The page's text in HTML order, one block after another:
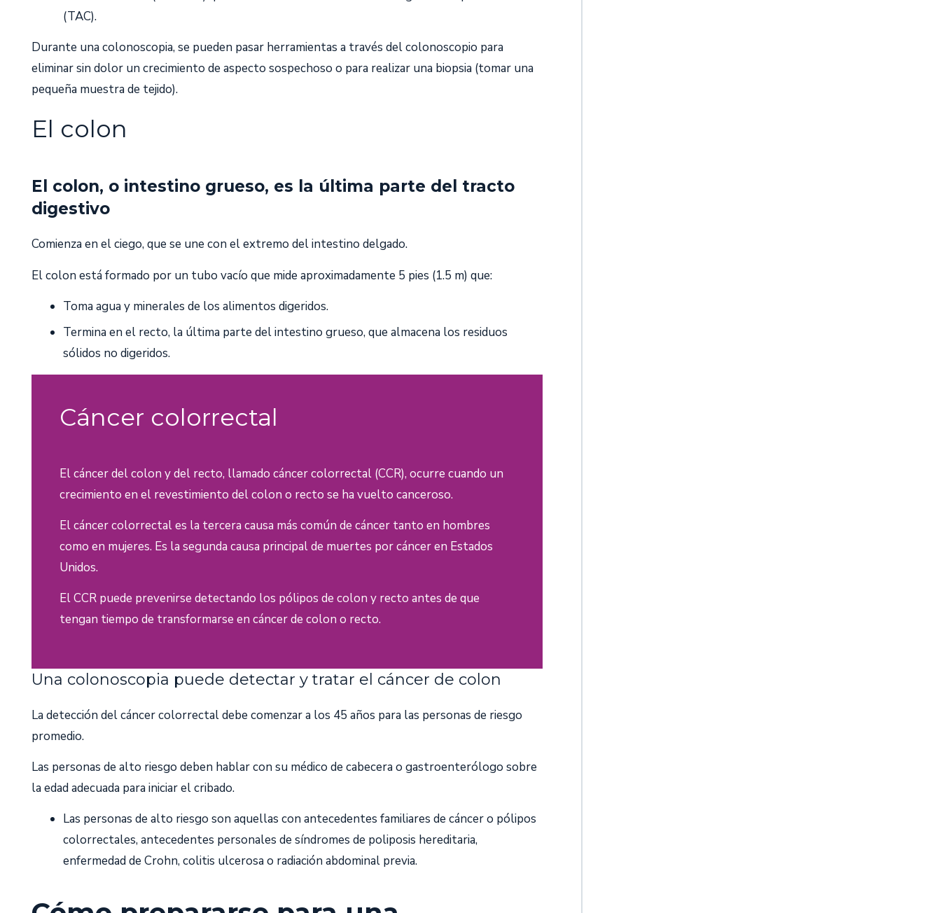
(TAC).
Durante una colonoscopia, se pueden pasar herramientas a través del colonoscopio para
eliminar sin dolor un crecimiento de aspecto sospechoso o para realizar una biopsia (tomar una
pequeña muestra de tejido).
El colon
El colon, o intestino grueso, es la última parte del tracto
digestivo
Comienza en el ciego, que se une con el extremo del intestino delgado.
El colon está formado por un tubo vacío que mide aproximadamente 5 pies (1.5 m) que:
Toma agua y minerales de los alimentos digeridos.
Termina en el recto, la última parte del intestino grueso, que almacena los residuos
sólidos no digeridos.
Cáncer colorrectal
El cáncer del colon y del recto, llamado cáncer colorrectal (CCR), ocurre cuando un
crecimiento en el revestimiento del colon o recto se ha vuelto canceroso.
El cáncer colorrectal es la tercera causa más común de cáncer tanto en hombres
como en mujeres. Es la segunda causa principal de muertes por cáncer en Estados
Unidos.
El CCR puede prevenirse detectando los pólipos de colon y recto antes de que
tengan tiempo de transformarse en cáncer de colon o recto.
Una colonoscopia puede detectar y tratar el cáncer de colon
La detección del cáncer colorrectal debe comenzar a los 45 años para las personas de riesgo
promedio.
Las personas de alto riesgo deben hablar con su médico de cabecera o gastroenterólogo sobre
la edad adecuada para iniciar el cribado.
Las personas de alto riesgo son aquellas con antecedentes familiares de cáncer o pólipos
colorrectales, antecedentes personales de síndromes de poliposis hereditaria,
enfermedad de Crohn, colitis ulcerosa o radiación abdominal previa.